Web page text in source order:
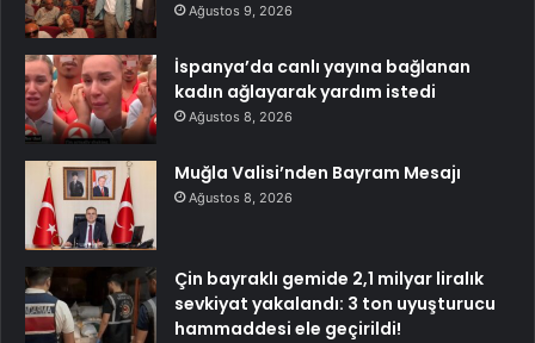
Ağustos 9, 2026
İspanya’da canlı yayına bağlanan
kadın ağlayarak yardım istedi
Ağustos 8, 2026
Muğla Valisi’nden Bayram Mesajı
Ağustos 8, 2026
Çin bayraklı gemide 2,1 milyar liralık
sevkiyat yakalandı: 3 ton uyuşturucu
hammaddesi ele geçirildi!